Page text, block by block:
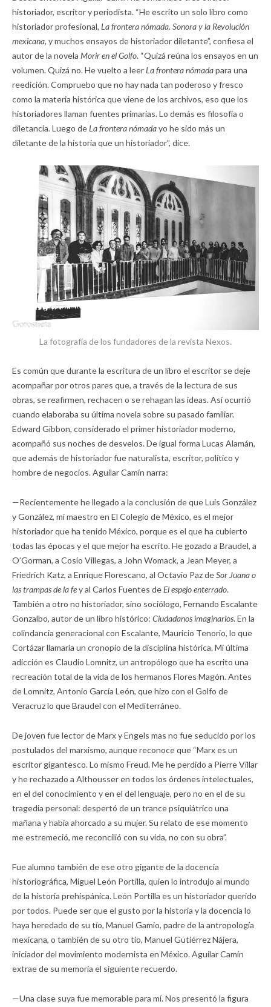
historiador, escritor y periodista. “He escrito un solo libro como
historiador profesional, La frontera nómada. Sonora y la Revolución
mexicana, y muchos ensayos de historiador diletante”, confiesa el
autor de la novela Morir en el Golfo. “Quizá reúna los ensayos en un
volumen. Quizá no. He vuelto a leerLa frontera nómadapara una
reedición. Compruebo que no hay nada tan poderoso y fresco
como la materia histórica que viene de los archivos, eso que los
historiadores llaman fuentes primarias. Lo demás es filosofía o
diletancia. Luego deLa frontera nómadayo he sido más un
diletante de la historia que un historiador”, dice.
La fotografía de los fundadores de la revista Nexos.
Es común que durante la escritura de un libro el escritor se deje
acompañar por otros pares que, a través de la lectura de sus
obras, se reafirmen, rechacen o se rehagan las ideas. Así ocurrió
cuando elaboraba su última novela sobre su pasado familiar.
Edward Gibbon, considerado el primer historiador moderno,
acompañó sus noches de desvelos. De igual forma Lucas Alamán,
que además de historiador fue naturalista, escritor, político y
hombre de negocios. Aguilar Camín narra:
—Recientemente he llegado a la conclusión de que Luis González
y González, mi maestro en El Colegio de México, es el mejor
historiador que ha tenido México, porque es el que ha cubierto
todas las épocas y el que mejor ha escrito. He gozado a Braudel, a
O’Gorman, a Cosío Villegas, a John Womack, a Jean Meyer, a
Friedrich Katz, a Enrique Florescano, al Octavio Paz deSor Juana o
las trampas de la fey al Carlos Fuentes deEl espejo enterrado.
También a otro no historiador, sino sociólogo, Fernando Escalante
Gonzalbo, autor de un libro histórico: Ciudadanos imaginarios. En la
colindancia generacional con Escalante, Mauricio Tenorio, lo que
Cortázar llamaría un cronopio de la disciplina histórica. Mi última
adicción es Claudio Lomnitz, un antropólogo que ha escrito una
recreación total de la vida de los hermanos Flores Magón. Antes
de Lomnitz, Antonio García León, que hizo con el Golfo de
Veracruz lo que Braudel con el Mediterráneo.
De joven fue lector de Marx y Engels mas no fue seducido por los
postulados del marxismo, aunque reconoce que “Marx es un
escritor gigantesco. Lo mismo Freud. Me he perdido a Pierre Villar
y he rechazado a Althousser en todos los órdenes intelectuales,
en el del conocimiento y en el del lenguaje, pero no en el de su
tragedia personal: despertó de un trance psiquiátrico una
mañana y había ahorcado a su mujer. Su relato de ese momento
me estremeció, me reconcilió con su vida, no con su obra”.
Fue alumno también de ese otro gigante de la docencia
historiográfica, Miguel León Portilla, quien lo introdujo al mundo
de la historia prehispánica. León Portilla es un historiador querido
por todos. Puede ser que el gusto por la historia y la docencia lo
haya heredado de su tío, Manuel Gamio, padre de la antropología
mexicana, o también de su otro tío, Manuel Gutiérrez Nájera,
iniciador del movimiento modernista en México. Aguilar Camín
extrae de su memoria el siguiente recuerdo.
—Una clase suya fue memorable para mí. Nos presentó la figura